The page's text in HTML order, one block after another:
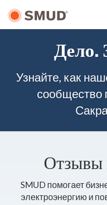
Дело.
Узнайте, как
сообщество
Отзывы
SMUD помогает
электроэнергию и